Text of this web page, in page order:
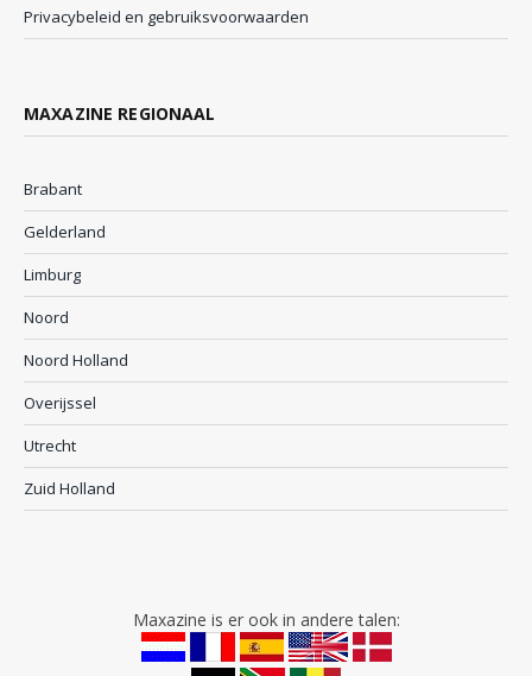
Privacybeleid en gebruiksvoorwaarden
MAXAZINE REGIONAAL
Brabant
Gelderland
Limburg
Noord
Noord Holland
Overijssel
Utrecht
Zuid Holland
Maxazine is er ook in andere talen: